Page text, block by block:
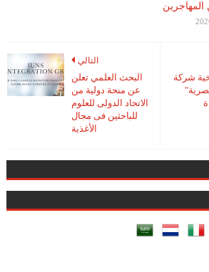
المهاجرين
التالي
البحث العلمي تعلن
عن منحة دولية من
الاتحاد الدولى للعلوم
للباحثين فى مجال
الأغذية
شركة